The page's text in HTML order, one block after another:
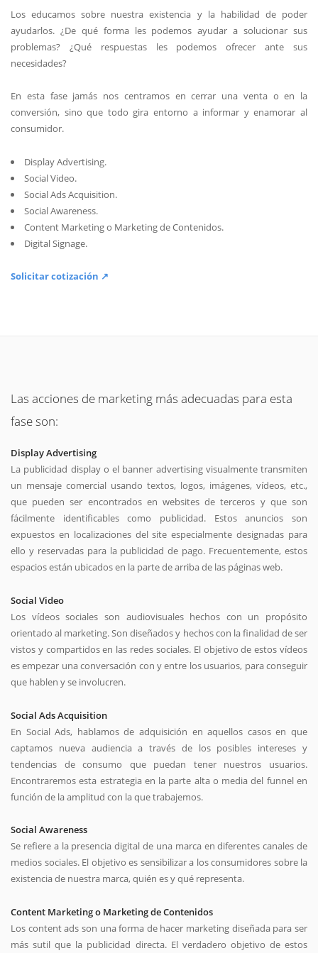
Los educamos sobre nuestra existencia y la habilidad de poder
ayudarlos. ¿De qué forma les podemos ayudar a solucionar sus
problemas? ¿Qué respuestas les podemos ofrecer ante sus
necesidades?
En esta fase jamás nos centramos en cerrar una venta o en la
conversión, sino que todo gira entorno a informar y enamorar al
consumidor.
Display Advertising.
Social Video.
Social Ads Acquisition.
Social Awareness.
Content Marketing o Marketing de Contenidos.
Digital Signage.
Solicitar cotización ↗
Las acciones de marketing más adecuadas para esta
fase son:
Display Advertising
La publicidad display o el banner advertising visualmente transmiten
un mensaje comercial usando textos, logos, imágenes, vídeos, etc.,
que pueden ser encontrados en websites de terceros y que son
fácilmente identificables como publicidad. Estos anuncios son
expuestos en localizaciones del site especialmente designadas para
ello y reservadas para la publicidad de pago. Frecuentemente, estos
espacios están ubicados en la parte de arriba de las páginas web.
Social Video
Los vídeos sociales son audiovisuales hechos con un propósito
orientado al marketing. Son diseñados y hechos con la finalidad de ser
vistos y compartidos en las redes sociales. El objetivo de estos vídeos
es empezar una conversación con y entre los usuarios, para conseguir
que hablen y se involucren.
Social Ads Acquisition
En Social Ads, hablamos de adquisición en aquellos casos en que
captamos nueva audiencia a través de los posibles intereses y
tendencias de consumo que puedan tener nuestros usuarios.
Encontraremos esta estrategia en la parte alta o media del funnel en
función de la amplitud con la que trabajemos.
Social Awareness
Se refiere a la presencia digital de una marca en diferentes canales de
medios sociales. El objetivo es sensibilizar a los consumidores sobre la
existencia de nuestra marca, quién es y qué representa.
Content Marketing o Marketing de Contenidos
Los content ads son una forma de hacer marketing diseñada para ser
más sutil que la publicidad directa. El verdadero objetivo de estos